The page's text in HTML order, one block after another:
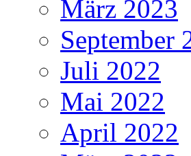
März 2023
September
Juli 2022
Mai 2022
April 2022